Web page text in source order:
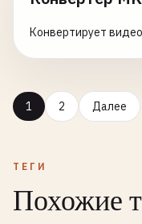
Конвертирует
1 2 Далее
ТЕГИ
Похожие